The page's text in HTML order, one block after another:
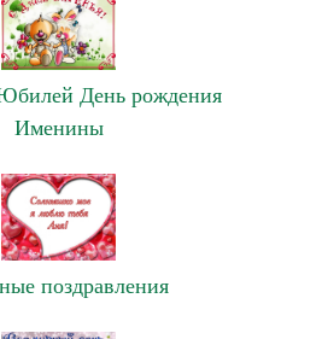
День рождения
Именины
поздравления